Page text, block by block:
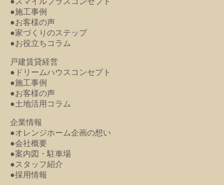
●施工事例
●お客様の声
●家づくりのステップ
●お役立ちコラム
戸建賃貸経営
●ドリームハウスコンセプト
●施工事例
●お客様の声
●土地活用コラム
企業情報
●オレンジホーム企画の想い
●会社概要
●案内図・駐車場
●スタッフ紹介
●採用情報